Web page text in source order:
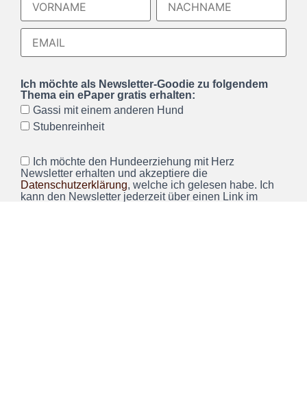
Ich möchte als Newsletter-Goodie zu folgendem
Thema ein ePaper gratis erhalten:
Gassi mit einem anderen Hund
Stubenreinheit
Ich möchte den Hundeerziehung mit Herz
Newsletter erhalten und akzeptiere die
Datenschutzerklärung, welche ich gelesen habe. Ich
kann den Newsletter jederzeit über einen Link im